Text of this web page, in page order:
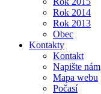
Rok 2014
Rok 2013
Obec
Kontakty
Kontakt
Napište nám
Mapa webu
Počasí